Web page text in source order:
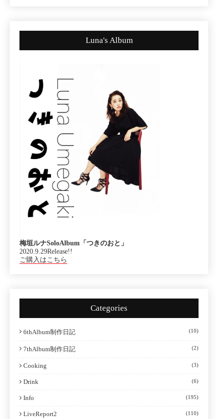
Luna's Album
梅垣ルナSoloAlbum「つきのおと」
2020.9.29Release!!
ご購入はこちら
Categories
6thAlbum制作日記 (10)
7thAlbum制作日記 (2)
Cooking (3)
Drink (6)
Info (195)
LiveReport2 (110)